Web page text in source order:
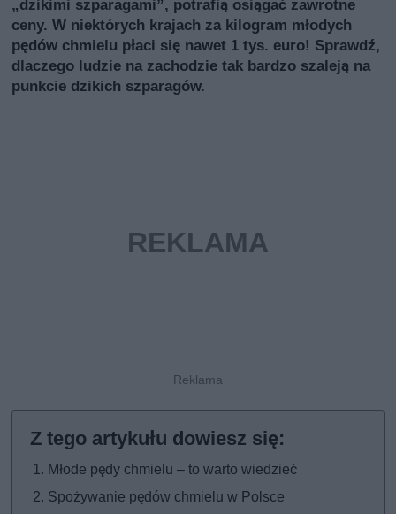
„dzikimi szparagami”, potrafią osiągać zawrotne
ceny. W niektórych krajach za kilogram młodych
pędów chmielu płaci się nawet 1 tys. euro! Sprawdź,
dlaczego ludzie na zachodzie tak bardzo szaleją na
punkcie dzikich szparagów.
Młode pędy chmielu – to warto wiedzieć
Spożywanie pędów chmielu w Polsce